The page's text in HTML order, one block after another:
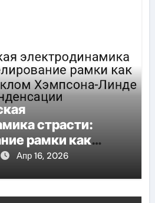
страсти:
рамки как
Хэмпсона-
Апр 16, 2026